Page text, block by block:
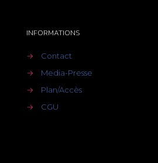
INFORMATIONS
→
Contact
→
Media-Presse
→
Plan/Accès
→
CGU